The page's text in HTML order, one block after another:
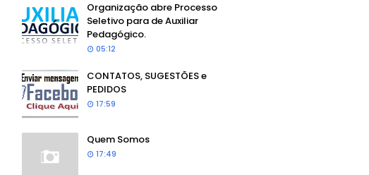
Organização abre Processo
Seletivo para de Auxiliar
Pedagógico.
05:12
CONTATOS, SUGESTÕES e
PEDIDOS
17:59
Quem Somos
17:49